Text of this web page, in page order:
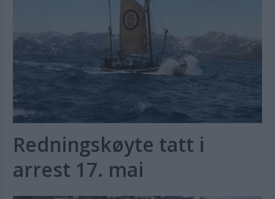
Redningskøyte tatt i
arrest 17. mai